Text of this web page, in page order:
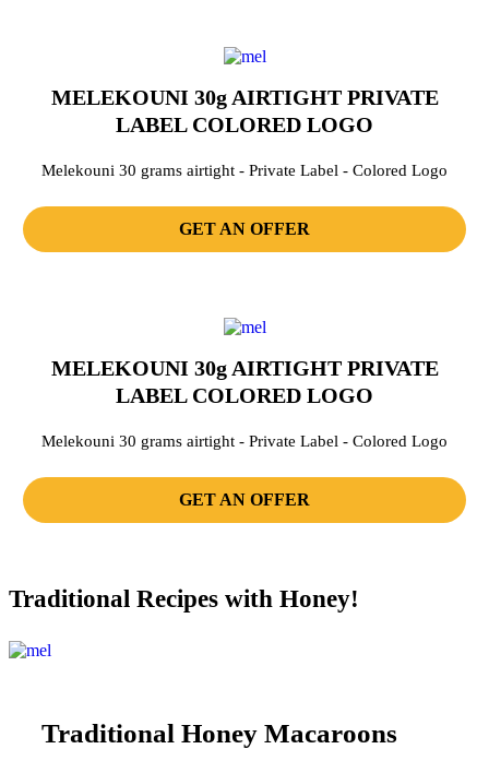
MELEKOUNI 30g AIRTIGHT PRIVATE
LABEL COLORED LOGO
Melekouni 30 grams airtight - Private Label - Colored Logo
GET AN OFFER
MELEKOUNI 30g AIRTIGHT PRIVATE
LABEL COLORED LOGO
Melekouni 30 grams airtight - Private Label - Colored Logo
GET AN OFFER
Traditional Recipes with Honey!
Traditional Honey Macaroons